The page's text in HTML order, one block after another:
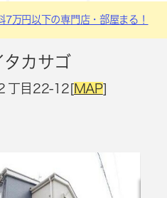
万円以下の専門店・部屋まる！
タカサゴ
丁目22-12[MAP]